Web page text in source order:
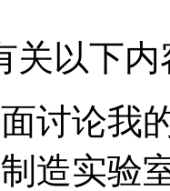
关以下
讨论我
造实验